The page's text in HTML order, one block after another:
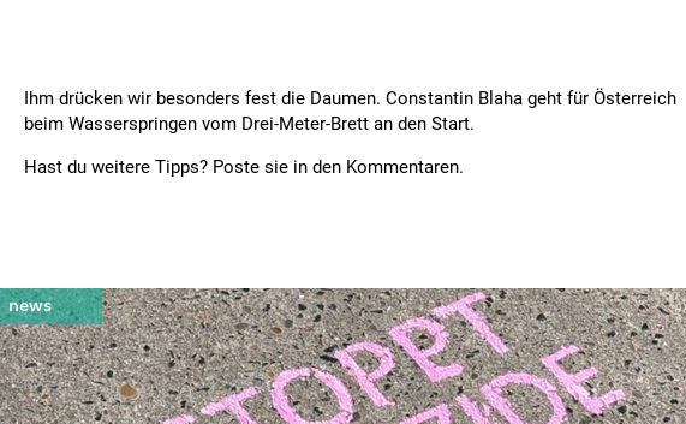
Ihm drücken wir besonders fest die Daumen. Constantin Blaha geht für Österreich
beim Wasserspringen vom Drei-Meter-Brett an den Start.
Hast du weitere Tipps? Poste sie in den Kommentaren.